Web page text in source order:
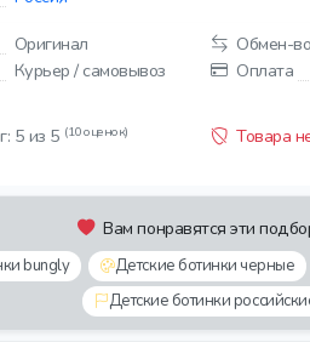
Оригинал Обмен-
Курьер / самовывоз Оплата
5 из 5 (10 оценок) Товара
Вам понравятся эти
bungly Детские ботинки черные
Детские ботинки